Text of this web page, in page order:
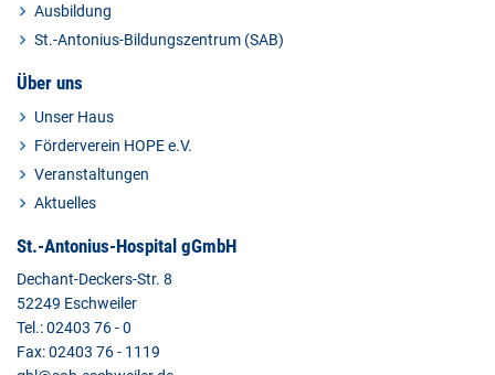
Ausbildung
St.-Antonius-Bildungszentrum (SAB)
Über uns
Unser Haus
Förderverein HOPE e.V.
Veranstaltungen
Aktuelles
St.-Antonius-Hospital gGmbH
Dechant-Deckers-Str. 8
52249 Eschweiler
Tel.: 02403 76 - 0
Fax: 02403 76 - 1119